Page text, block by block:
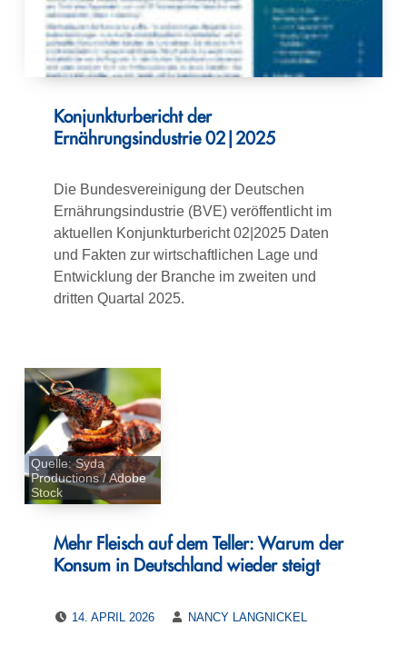
Konjunkturbericht der
Ernährungsindustrie 02|2025
Die Bundesvereinigung der Deutschen
Ernährungsindustrie (BVE) veröffentlicht im
aktuellen Konjunkturbericht 02|2025 Daten
und Fakten zur wirtschaftlichen Lage und
Entwicklung der Branche im zweiten und
dritten Quartal 2025.
Quelle: Syda
Productions / Adobe
Stock
Mehr Fleisch auf dem Teller: Warum der
Konsum in Deutschland wieder steigt
14. APRIL 2026
NANCY LANGNICKEL